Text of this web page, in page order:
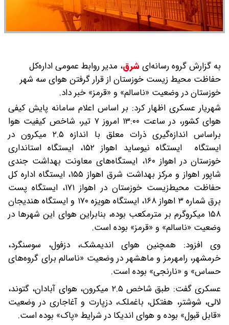
به گزارش گروه رسانه‌ایشرق، مدیر روابط عمومی اداره‌کل
حفاظت محیط زیست خوزستان از قرار گرفتن هوای سه شهر
خوزستان در وضعیت «ناسالم» و «قرمز» خبر داد.
شهریار عسکری اظهار کرد: بر اساس اعلام سامانه پایش کیفی
هوای کشور، در ساعت ۱۳:۰۰ امروز ۷ تیر، شاخص کیفیت هوا
براساس اندازه‌گیری ذرات معلق با اندازه ۲.۵ میکرون در
ایستگاه ایستگاه نیوساید اهواز ۱۵۲، ایستگاه استانداری
خوزستان در اهواز ۱۶۰، ایستگاه‌های معاونت بهداشت جندی
شاپور اهواز و مرکز بهداشت شرق اهواز ۱۵۵، ایستگاه اداره کل
حفاظت محیط‌زیست خوزستان در اهواز ۱۷۱، ایستگاه پست
برق شماره ۳ اهواز ۱۶۸، ایستگاه هویزه ۱۷۰ و ایستگاه هندیجان
۱۵۸ میکروگرم بر مترمکعب بوده، بنابراین هوای این شهرها در
وضعیت «ناسالم» و «قرمز» بوده است.
وی افزود: همچنین هوای اندیمشک، دزفول، سوسنگرد،
خرمشهر، رامهرمز و ماهشهر در وضعیت «ناسالم برای گروه‌های
حساس» و «نارنجی» بوده است.
عسکری گفت: طبق شاخص ۲.۵ میکرون، هوای آبادان، گتوند،
لالی، شوشتر، هفتکل، باغملک، دزپارت و آغاجاری در وضعیت
«قابل قبول» بوده و هوای اندیکا در شرایط «پاک» بوده است.